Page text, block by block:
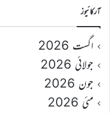
آرکائیوز
اگست 2026
جولائی 2026
جون 2026
مئی 2026